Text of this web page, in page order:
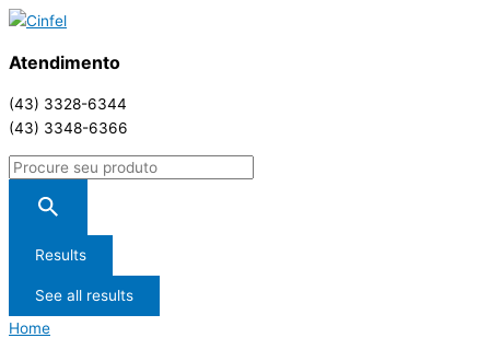
Atendimento
(43) 3328-6344
(43) 3348-6366
Results
See all results
Home